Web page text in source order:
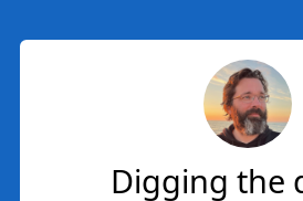
Digging the